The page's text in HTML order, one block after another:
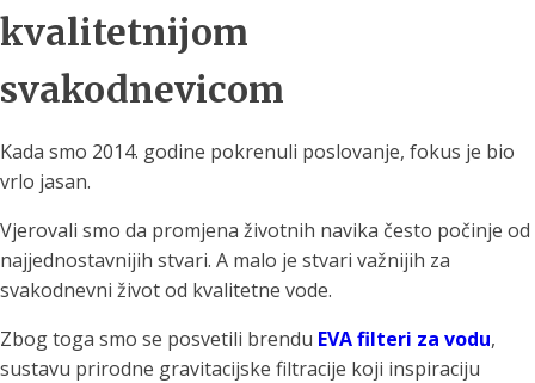
kvalitetnijom
svakodnevicom
Kada smo 2014. godine pokrenuli poslovanje, fokus je bio
vrlo jasan.
Vjerovali smo da promjena životnih navika često počinje od
najjednostavnijih stvari. A malo je stvari važnijih za
svakodnevni život od kvalitetne vode.
Zbog toga smo se posvetili brendu EVA filteri za vodu,
sustavu prirodne gravitacijske filtracije koji inspiraciju